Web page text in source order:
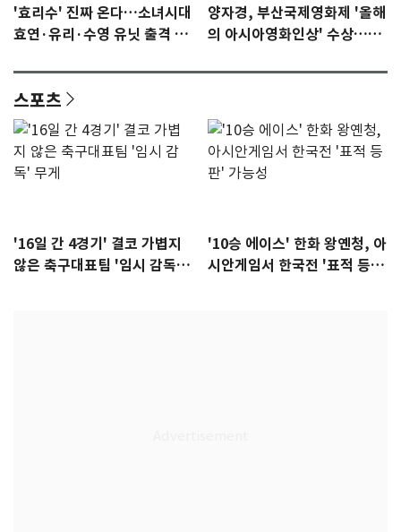
'효리수' 진짜 온다…소녀시대
효연·유리·수영 유닛 출격 [N
양자경, 부산국제영화제 '올해
의 아시아영화인상' 수상…15
스포츠
'16일 간 4경기' 결코 가볍지
않은 축구대표팀 '임시 감독'
'10승 에이스' 한화 왕옌청, 아
시안게임서 한국전 '표적 등